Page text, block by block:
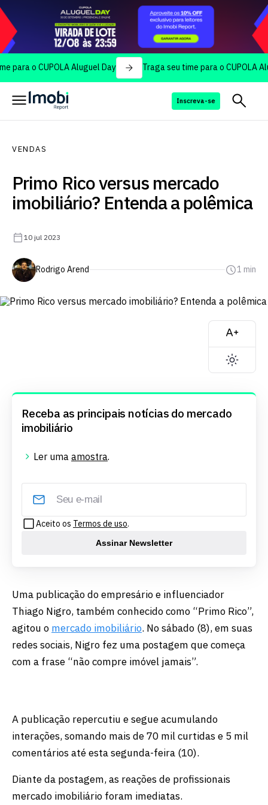
CUPOLA Aluguel Day Traga seu time para o CUPOLA Aluguel
Inscreva-se
VENDAS
Primo Rico versus mercado
imobiliário? Entenda a polêmica
10 jul 2023
Rodrigo Arend 1 min
Receba as principais notícias do mercado
imobiliário
Ler uma amostra.
Aceito os Termos de uso.
Assinar Newsletter
Uma publicação do empresário e influenciador
Thiago Nigro, também conhecido como “Primo Rico”,
agitou o mercado imobiliário. No sábado (8), em suas
redes sociais, Nigro fez uma postagem que começa
com a frase “não compre imóvel jamais”.
A publicação repercutiu e segue acumulando
interações, somando mais de 70 mil curtidas e 5 mil
comentários até esta segunda-feira (10).
Diante da postagem, as reações de profissionais
mercado imobiliário foram imediatas.